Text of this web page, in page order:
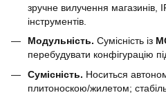
зручне вилучення магазинів,
інструментів.
Модульність. Сумісність із
перебудувати конфігурацію
Сумісність. Носиться
плитоноскою/жилетом;